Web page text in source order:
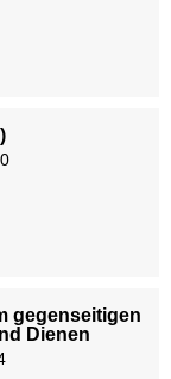
gegenseitigen
Dienen